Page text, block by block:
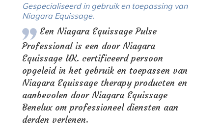
Gespecialiseerd in gebruik en toepassing van
Niagara Equissage.
Een Niagara Equissage Pulse
Professional is een door Niagara
Equissage UK. certificeerd persoon
opgeleid in het gebruik en toepassen van
Niagara Equissage therapy producten en
aanbevolen door Niagara Equissage
Benelux om professioneel diensten aan
derden verlenen.